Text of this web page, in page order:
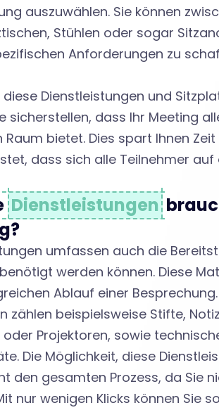
auszuwählen. Sie können
Stühlen oder sogar
Anforderungen zu
diese Dienstleistungen und
sicherstellen, dass Ihr Meeting
bietet. Dies spart Ihnen
dass sich alle Teilnehmer
Dienstleistungen
umfassen auch die
werden können. Diese
Ablauf einer
zählen beispielsweise Stifte,
oder Projektoren, sowie
Die Möglichkeit, diese
den gesamten Prozess, da Sie
nur wenigen Klicks können Sie